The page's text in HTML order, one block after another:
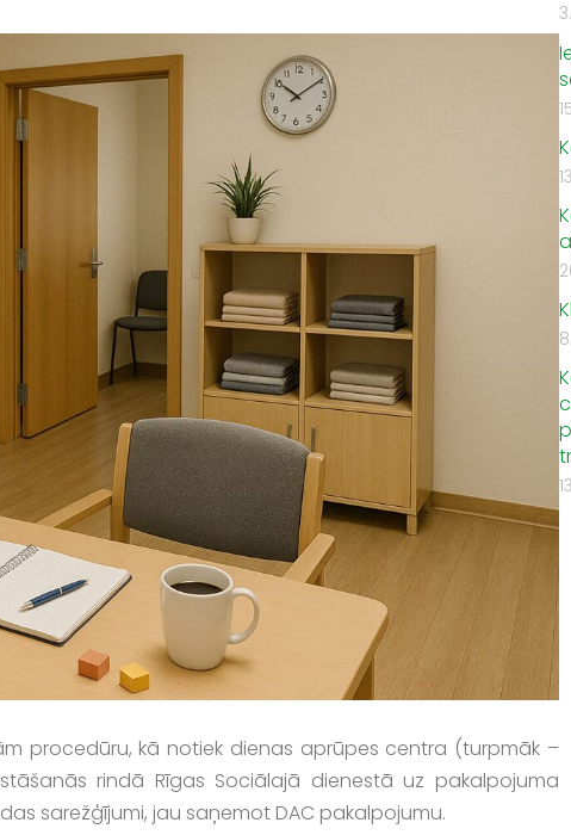
procedūru, kā notiek dienas aprūpes centra (turpmāk –
rindā Rīgas Sociālajā dienestā uz pakalpojuma
sarežģījumi, jau saņemot DAC pakalpojumu.